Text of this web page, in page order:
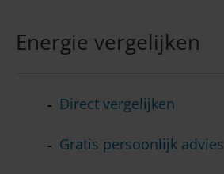
Energie vergelijken
Direct vergelijken
Gratis persoonlijk advies